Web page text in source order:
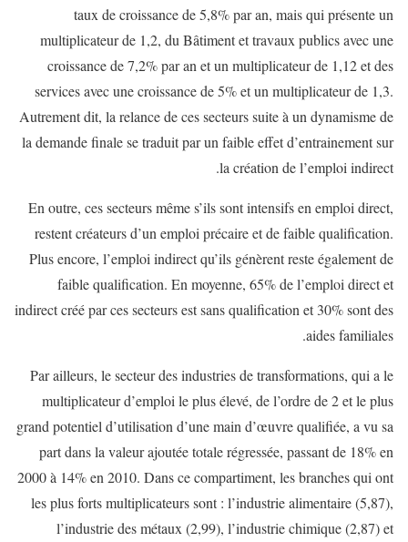
taux de croissance de 5,8% par an, mais qui présente un
multiplicateur de 1,2, du Bâtiment et travaux publics avec une
croissance de 7,2% par an et un multiplicateur de 1,12 et des
services avec une croissance de 5% et un multiplicateur de 1,3.
Autrement dit, la relance de ces secteurs suite à un dynamisme de
la demande finale se traduit par un faible effet d’entrainement sur
la création de l’emploi indirect.
En outre, ces secteurs même s’ils sont intensifs en emploi direct,
restent créateurs d’un emploi précaire et de faible qualification.
Plus encore, l’emploi indirect qu’ils génèrent reste également de
faible qualification. En moyenne, 65% de l’emploi direct et
indirect créé par ces secteurs est sans qualification et 30% sont des
aides familiales.
Par ailleurs, le secteur des industries de transformations, qui a le
multiplicateur d’emploi le plus élevé, de l’ordre de 2 et le plus
grand potentiel d’utilisation d’une main d’œuvre qualifiée, a vu sa
part dans la valeur ajoutée totale régressée, passant de 18% en
2000 à 14% en 2010. Dans ce compartiment, les branches qui ont
les plus forts multiplicateurs sont : l’industrie alimentaire (5,87),
l’industrie des métaux (2,99), l’industrie chimique (2,87) et